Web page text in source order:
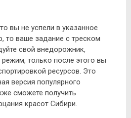
вы не успели в указанное
то ваше задание с треском
свой внедорожник,
только после этого вы
ресурсов. Это
версия популярного
сможете получить
красот Сибири.